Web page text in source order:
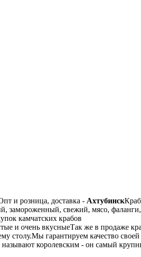
и розница, доставка - Ахтубинск
замороженный, свежий, мясо,
камчатских крабов
и очень вкусныеТак же в продаже
столу.Мы гарантируем качество
называют королевским - он самый